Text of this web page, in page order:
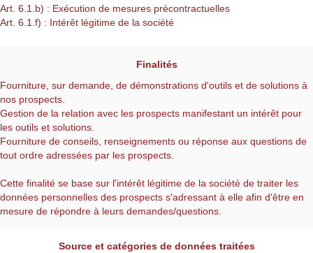
Art. 6.1.b) : Exécution de mesures précontractuelles
Art. 6.1.f) : Intérêt légitime de la société
Finalités
Fourniture, sur demande, de démonstrations d'outils et de solutions à
nos prospects.
Gestion de la relation avec les prospects manifestant un intérêt pour
les outils et solutions.
Fourniture de conseils, renseignements ou réponse aux questions de
tout ordre adressées par les prospects.
Cette finalité se base sur l'intérêt légitime de la société de traiter les
données personnelles des prospects s'adressant à elle afin d'être en
mesure de répondre à leurs demandes/questions.
Source et catégories de données traitées